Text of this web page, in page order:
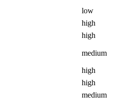
low
high
high
medium
high
high
medium